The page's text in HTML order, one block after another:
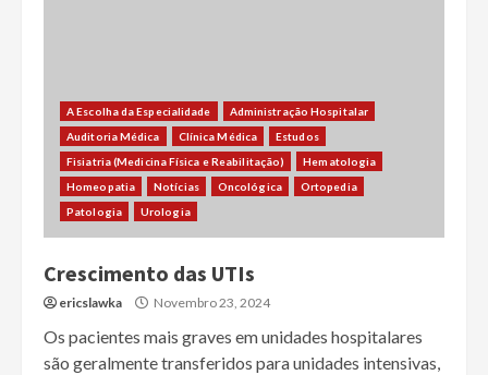
A Escolha da Especialidade
Administração Hospitalar
Auditoria Médica
Clínica Médica
Estudos
Fisiatria (Medicina Física e Reabilitação)
Hematologia
Homeopatia
Notícias Oncológica
Ortopedia
Patologia
Urologia
Crescimento das UTIs
ericslawka Novembro 23, 2024
Os pacientes mais graves em unidades hospitalares
são geralmente transferidos para unidades intensivas,